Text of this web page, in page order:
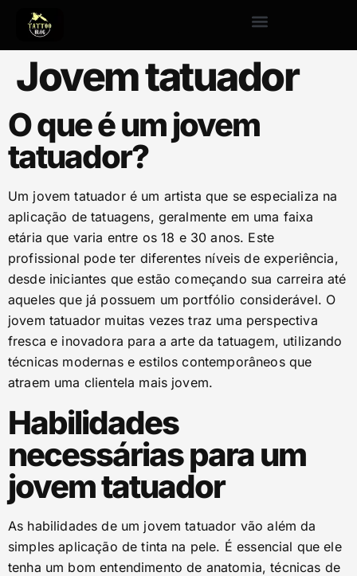
Jovem tatuador
O que é um jovem
tatuador?
Um jovem tatuador é um artista que se especializa na
aplicação de tatuagens, geralmente em uma faixa
etária que varia entre os 18 e 30 anos. Este
profissional pode ter diferentes níveis de experiência,
desde iniciantes que estão começando sua carreira até
aqueles que já possuem um portfólio considerável. O
jovem tatuador muitas vezes traz uma perspectiva
fresca e inovadora para a arte da tatuagem, utilizando
técnicas modernas e estilos contemporâneos que
atraem uma clientela mais jovem.
Habilidades
necessárias para um
jovem tatuador
As habilidades de um jovem tatuador vão além da
simples aplicação de tinta na pele. É essencial que ele
tenha um bom entendimento de anatomia, técnicas de